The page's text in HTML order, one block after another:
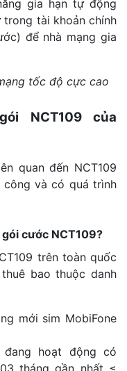
gia hạn tự động
trong tài khoản chính
để nhà mạng gia
tốc độ cực cao
NCT109 của
quan đến NCT109
công và có quá trình
cước NCT109?
trên toàn quốc
bao thuộc danh
mới sim MobiFone
đang hoạt động có